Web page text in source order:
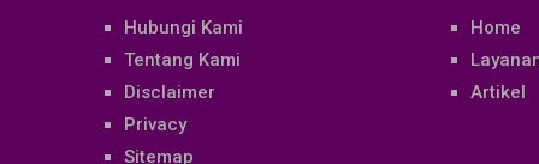
Hubungi Kami
Tentang Kami
Disclaimer
Privacy
Sitemap
Home
Artikel